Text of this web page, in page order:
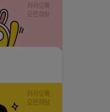
댓글:20개